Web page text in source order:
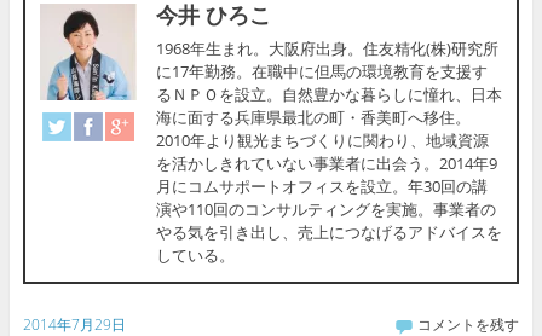
今井 ひろこ
1968年生まれ。大阪府出身。住友精化(株)研究所
に17年勤務。在職中に但馬の環境教育を支援す
るＮＰＯを設立。自然豊かな暮らしに憧れ、日本
海に面する兵庫県最北の町・香美町へ移住。
2010年より観光まちづくりに関わり、地域資源
を活かしきれていない事業者に出会う。2014年9
月にコムサポートオフィスを設立。年30回の講
演や110回のコンサルティングを実施。事業者の
やる気を引き出し、売上につなげるアドバイスを
している。
2014年7月29日 コメントを残す